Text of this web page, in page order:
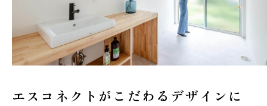
エスコネクトがこだわる デザインに